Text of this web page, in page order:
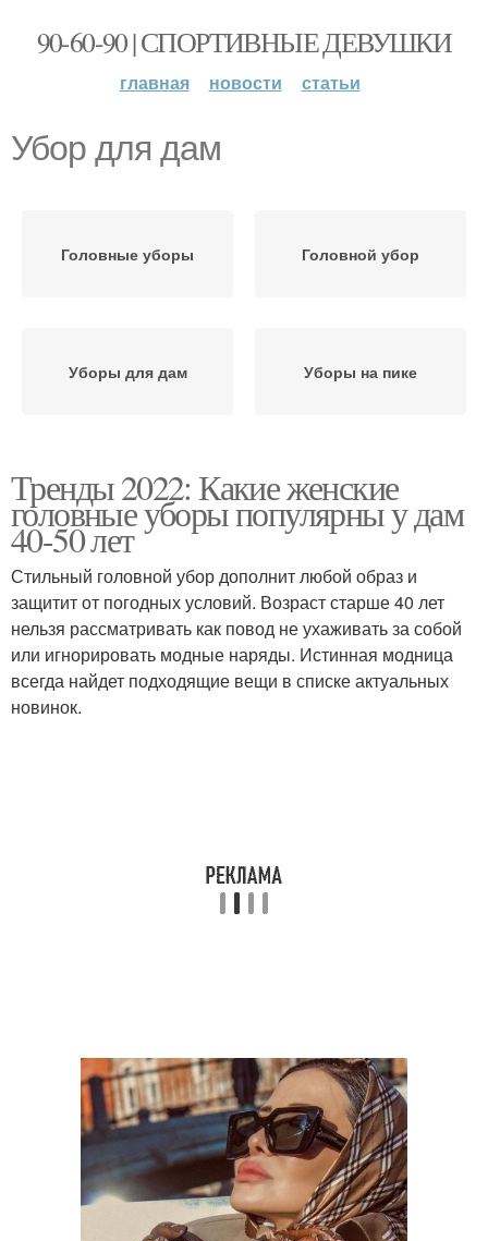
90-60-90 | СПОРТИВНЫЕ ДЕВУШКИ
главная новости статьи
Убор для дам
Головные уборы Головной убор
Уборы для дам Уборы на пике
Тренды 2022: Какие женские
головные уборы популярны у дам
40-50 лет
Стильный головной убор дополнит любой образ и
защитит от погодных условий. Возраст старше 40 лет
нельзя рассматривать как повод не ухаживать за собой
или игнорировать модные наряды. Истинная модница
всегда найдет подходящие вещи в списке актуальных
новинок.